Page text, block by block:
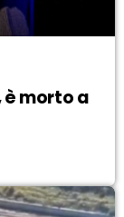
è morto a